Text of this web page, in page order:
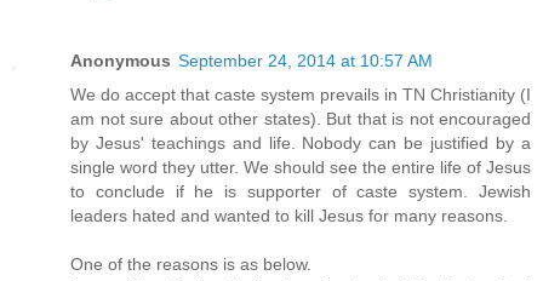
Anonymous September 24, 2014 at 10:57 AM
We do accept that caste system prevails in TN Christianity (I
am not sure about other states). But that is not encouraged
by Jesus' teachings and life. Nobody can be justified by a
single word they utter. We should see the entire life of Jesus
to conclude if he is supporter of caste system. Jewish
leaders hated and wanted to kill Jesus for many reasons.
One of the reasons is as below.